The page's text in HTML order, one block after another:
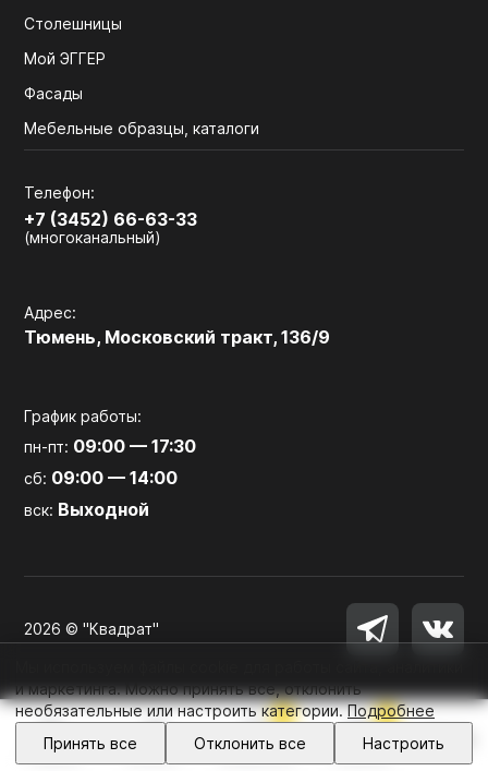
Главная Каталог Избранное
0
Корзина
0
Войти
Столешницы
Мой ЭГГЕР
Фасады
Мебельные образцы, каталоги
Телефон:
+7 (3452) 66-63-33
(многоканальный)
Адрес:
Тюмень, Московский тракт, 136/9
График работы:
пн-пт: 09:00 — 17:30
сб: 09:00 — 14:00
вск: Выходной
2026 © "Квадрат"
и маркетинга. Можно принять все, отклонить
необязательные или настроить категории.Подробнее
Принять все
Отклонить все Настроить